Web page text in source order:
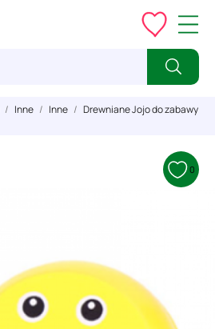
Inne Inne
Drewniane Jojo do zabawy
0